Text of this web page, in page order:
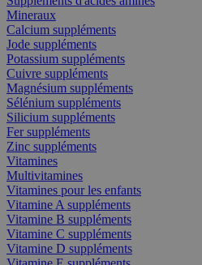
Mineraux
Calcium suppléments
Jode suppléments
Potassium suppléments
Cuivre suppléments
Magnésium suppléments
Sélénium suppléments
Silicium suppléments
Fer suppléments
Zinc suppléments
Vitamines
Multivitamines
Vitamines pour les enfants
Vitamine A suppléments
Vitamine B suppléments
Vitamine C suppléments
Vitamine D suppléments